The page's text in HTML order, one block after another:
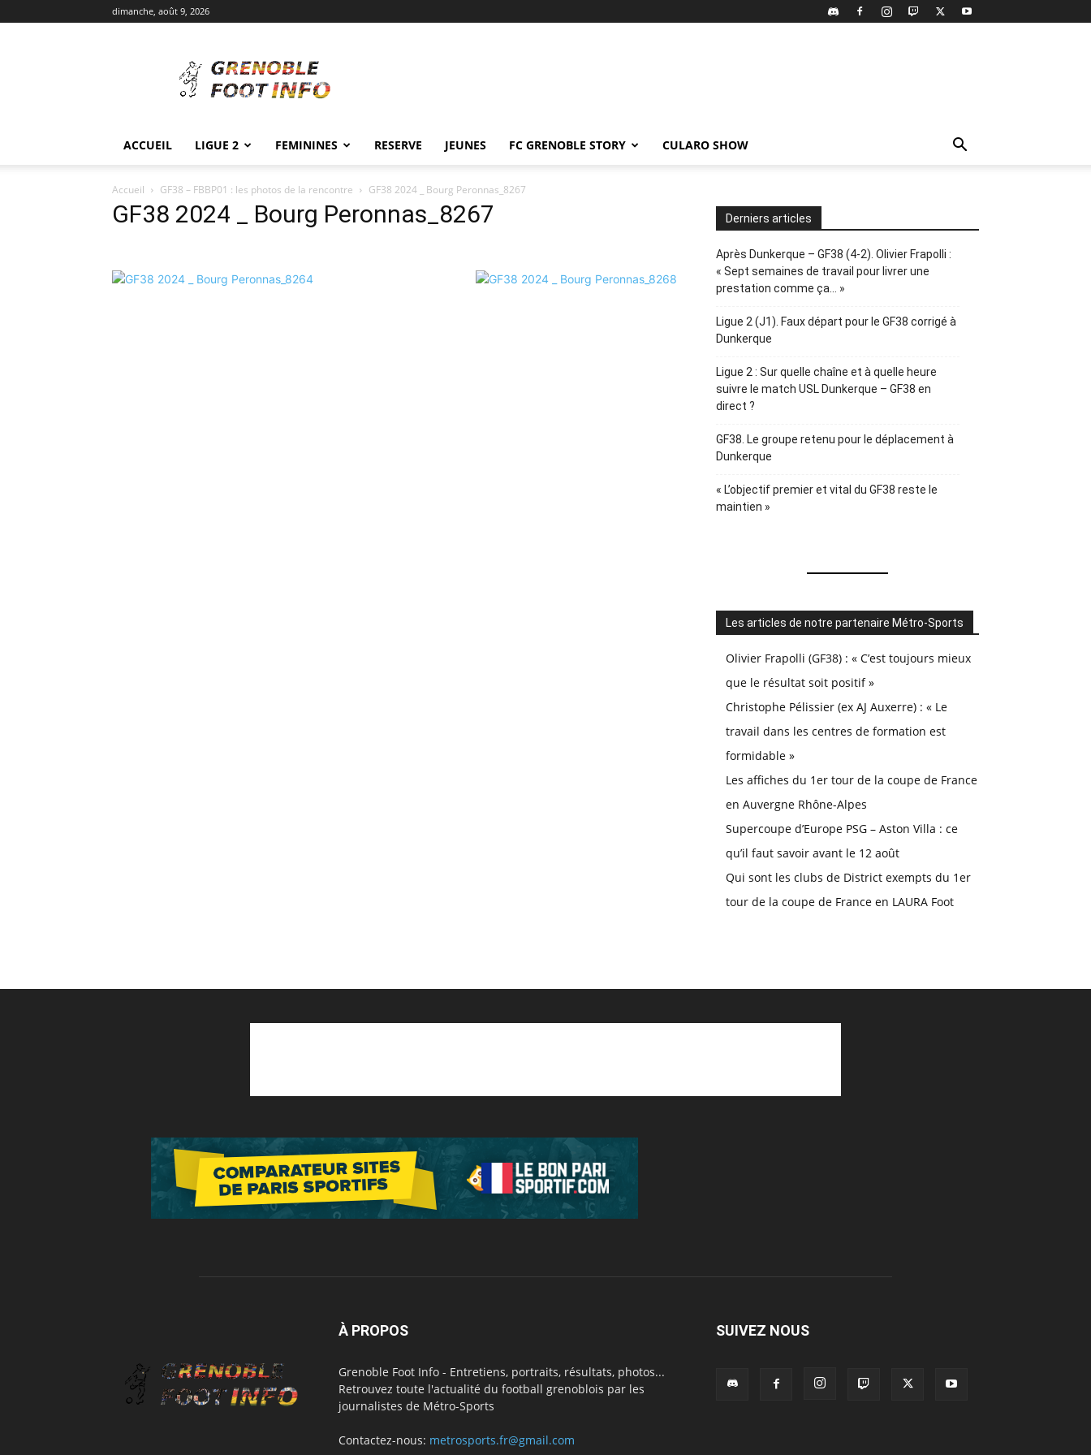
dimanche, août 9, 2026
Foot
Info
ACCUEIL LIGUE 2 FEMININES RESERVE JEUNES FC GRENOBLE STORY CULARO SHOW
Accueil GF38 – FBBP01 : les photos de la rencontre GF38 2024 _ Bourg Peronnas_8267
GF38 2024 _ Bourg Peronnas_8267 Derniers articles
Après Dunkerque – GF38 (4-2). Olivier Frapolli :
« Sept semaines de travail pour livrer une
prestation comme ça… »
Ligue 2 (J1). Faux départ pour le GF38 corrigé à
Dunkerque
Ligue 2 : Sur quelle chaîne et à quelle heure
suivre le match USL Dunkerque – GF38 en
direct ?
GF38. Le groupe retenu pour le déplacement à
Dunkerque
« L’objectif premier et vital du GF38 reste le
maintien »
Les articles de notre partenaire Métro-Sports
Olivier Frapolli (GF38) : « C’est toujours mieux
que le résultat soit positif »
Christophe Pélissier (ex AJ Auxerre) : « Le
travail dans les centres de formation est
formidable »
Les affiches du 1er tour de la coupe de France
en Auvergne Rhône-Alpes
Supercoupe d’Europe PSG – Aston Villa : ce
qu’il faut savoir avant le 12 août
Qui sont les clubs de District exempts du 1er
tour de la coupe de France en LAURA Foot
À PROPOS
Grenoble Foot Info - Entretiens, portraits, résultats, photos...
Retrouvez toute l'actualité du football grenoblois par les
journalistes de Métro-Sports
Contactez-nous: metrosports.fr@gmail.com
SUIVEZ NOUS